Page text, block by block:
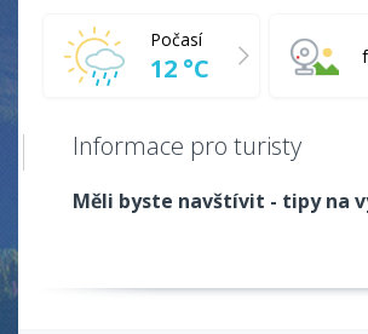
Počasí
12 °C
Informace pro turisty
Měli byste navštívit - tipy na